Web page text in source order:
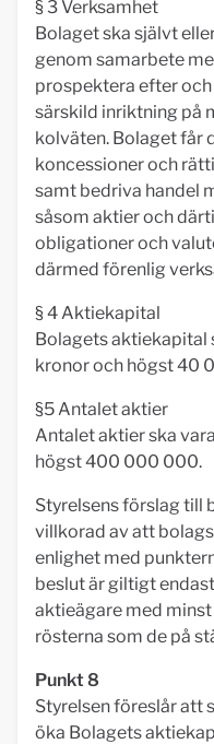
§ 3 Verksamhet
Bolaget ska självt
genom samarbete
prospektera efter
särskild inriktning på
kolväten. Bolaget får
koncessioner och
samt bedriva handel
såsom aktier och
obligationer och
därmed förenlig
§ 4 Aktiekapital
Bolagets aktiekapital
kronor och högst 40
§5 Antalet aktier
Antalet aktier ska
högst 400 000 000.
Styrelsens förslag till
villkorad av att
enlighet med
beslut är giltigt
aktieägare med
rösterna som de på
Punkt 8
Styrelsen föreslår att
öka Bolagets